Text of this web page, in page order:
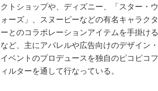
クトショップや、ディズニー、「スター・ウ
ォーズ」、スヌーピーなどの有名キャラクタ
ーとのコラボレーションアイテムを手掛ける
など、主にアパレルや広告向けのデザイン・
イベントのプロデュースを独自のピコピコフ
ィルターを通して行なっている。